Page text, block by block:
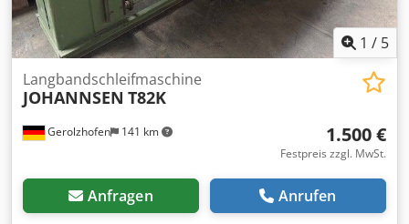
1 / 5
Gerolzhofen 141 km
Langbandschleifmaschine
JOHANNSEN T82K
1.500 €
Festpreis zzgl. MwSt.
Anfragen Anrufen